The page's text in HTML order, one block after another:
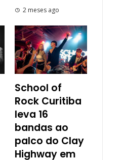
2 meses ago
School of
Rock Curitiba
leva 16
bandas ao
palco do Clay
Highway em